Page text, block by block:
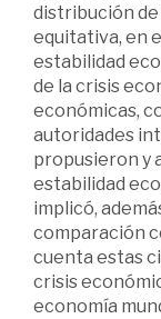
distribución
equitativa, en
estabilidad
de la crisis
económicas,
autoridades
propusieron y
estabilidad
implicó,
comparación
cuenta estas
crisis
economía